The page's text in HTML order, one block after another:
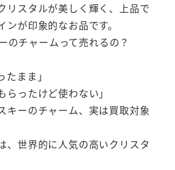
リスタルが美しく輝く、上品で
ンが印象的なお品です。
のチャームって売れるの？
たまま」
らったけど使わない」
キーのチャーム、実は買取対象
、世界的に人気の高いクリスタ